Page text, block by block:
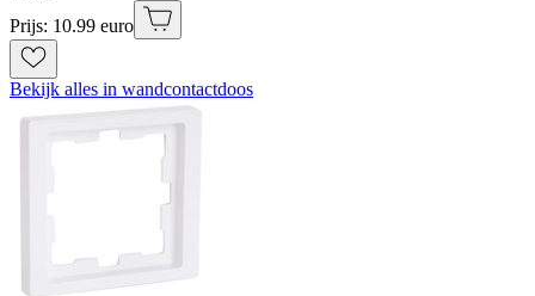
Prijs: 10.99 euro
Bekijk alles in wandcontactdoos